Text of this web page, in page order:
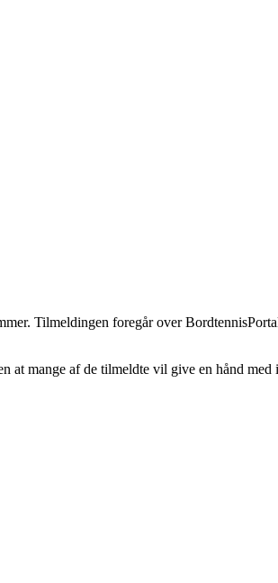
Tilmeldingen foregår over
at mange af de tilmeldte vil give en hånd med